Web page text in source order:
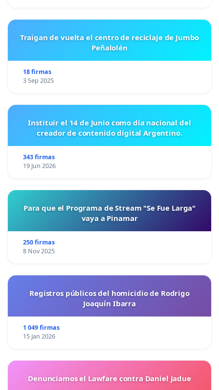
Traigan de vuelta el centro de reciclaje de Jumbo
Peñalolén
18 firmas
3 Sep 2025
Instituir el 14 de Junio como día nacional del
creador de contenido digital Argentino.
343 firmas
19 Jun 2026
Para que el Programa de Stream "Se Fue Larga"
vaya a Pinamar
250 firmas
8 Nov 2025
Registros públicos del homicidio de Rodrigo
Joaquín Ibarra
1 049 firmas
15 Jan 2026
Denunciamos el Lawfare contra Daniel Jadue